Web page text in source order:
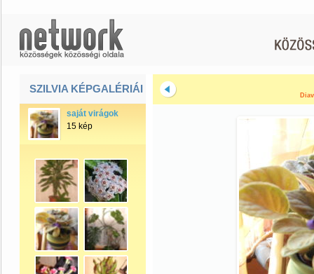
SZILVIA KÉPGALÉRIÁI
saját virágok
15 kép